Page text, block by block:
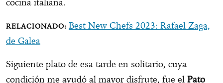
cocina italiana.
Best New Chefs 2023: Rafael Zaga,
de Galea
Siguiente plato de esa tarde en solitario, cuya
condición me ayudó al mayor disfrute, fue el Pato